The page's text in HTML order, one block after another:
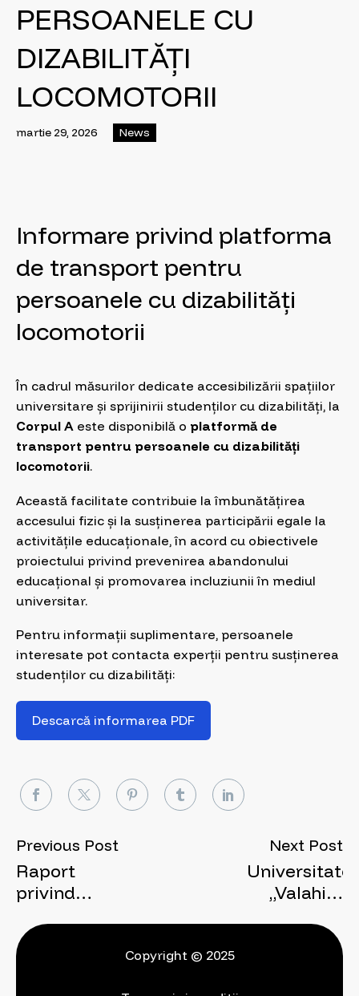
PERSOANELE CU
DIZABILITĂȚI
LOCOMOTORII
martie 29, 2026 News
Informare privind platforma
de transport pentru
persoanele cu dizabilități
locomotorii
În cadrul măsurilor dedicate accesibilizării spațiilor
universitare și sprijinirii studenților cu dizabilități, la
Corpul A este disponibilă o platformă de
transport pentru persoanele cu dizabilități
locomotorii.
Această facilitate contribuie la îmbunătățirea
accesului fizic și la susținerea participării egale la
activitățile educaționale, în acord cu obiectivele
proiectului privind prevenirea abandonului
educațional și promovarea incluziunii în mediul
universitar.
Pentru informații suplimentare, persoanele
interesate pot contacta experții pentru susținerea
studenților cu dizabilități:
Descarcă informarea PDF
Previous Post
Raport
privind
accesului
fizic al
Next Post
„Valahia”
Târgoviște
oferă
Copyright © 2025